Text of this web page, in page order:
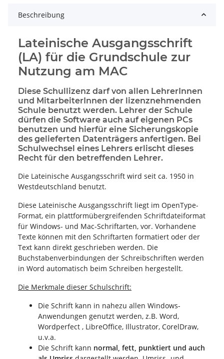
Beschreibung
Lateinische Ausgangsschrift
(LA) für die Grundschule zur
Nutzung am MAC
Diese Schullizenz darf von allen LehrerInnen
und MitarbeiterInnen der lizenznehmenden
Schule benutzt werden. Lehrer der Schule
dürfen die Software auch auf eigenen PCs
benutzen und hierfür eine Sicherungskopie
des gelieferten Datenträgers anfertigen. Bei
Schulwechsel eines Lehrers erlischt dieses
Recht für den betreffenden Lehrer.
Die Lateinische Ausgangsschrift wird seit ca. 1950 in
Westdeutschland benutzt.
Diese Lateinische Ausgangsschrift liegt im OpenType-
Format, ein plattformübergreifenden Schriftdateiformat
für Windows- und Mac-Schriftarten, vor. Vorhandene
Texte können mit den Schriftarten formatiert oder der
Text kann direkt geschrieben werden. Die
Buchstabenverbindungen der Schreibschriften werden
in Word automatisch beim Schreiben hergestellt.
Die Merkmale dieser Schulschrift:
Die Schrift kann in nahezu allen Windows-
Anwendungen genutzt werden, z.B. Word,
Wordperfect , LibreOffice, Illustrator, CorelDraw,
u.v.a.
Die Schrift kann normal, fett, punktiert und auch